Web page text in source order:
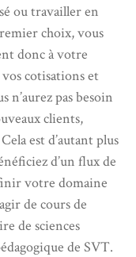
ou travailler en
choix, vous
donc à votre
cotisations et
n’aurez pas besoin
clients,
est d’autant plus
d’un flux de
votre domaine
de cours de
de sciences
de SVT.